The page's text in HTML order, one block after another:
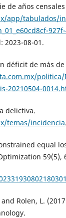
de años
app/tabulados/
2023-08-01.
déficit de más
20210504-
delictiva.
temas/incidencia
equal
59(5),
Rolen, L.